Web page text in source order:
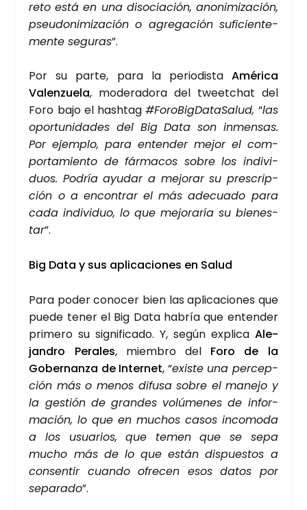
reto está en una diso­cia­ción, ano­ni­mi­za­ción,
pseu­do­ni­mi­za­ción o agre­ga­ción sufi­cien­te­
men­te segu­ras”.
Por su par­te, para la perio­dis­ta Amé­ri­ca
Valen­zue­la, mode­ra­do­ra del tweet­chat del
Foro bajo el hash­tag#Foro­Big­Da­ta­Sa­lud, “las
opor­tu­ni­da­des del Big Data son inmen­sas.
Por ejem­plo, para enten­der mejor el com­
por­ta­mien­to de fár­ma­cos sobre los indi­vi­
duos. Podría ayu­dar a mejo­rar su pres­crip­
ción o a encon­trar el más ade­cua­do para
cada indi­vi­duo, lo que mejo­ra­ría su bien­es­
tar”.
Big Data y sus apli­ca­cio­nes en Salud
Para poder cono­cer bien las apli­ca­cio­nes que
pue­de tener el Big Data habría que enten­der
pri­me­ro su sig­ni­fi­ca­do. Y, según expli­ca Ale­
jan­dro Pera­les, miem­bro del Foro de la
Gober­nan­za de Inter­net, “exis­te una per­cep­
ción más o menos difu­sa sobre el mane­jo y
la ges­tión de gran­des volú­me­nes de infor­
ma­ción, lo que en muchos casos inco­mo­da
a los usua­rios, que temen que se sepa
mucho más de lo que están dis­pues­tos a
con­sen­tir cuan­do ofre­cen esos datos por
sepa­ra­do”.